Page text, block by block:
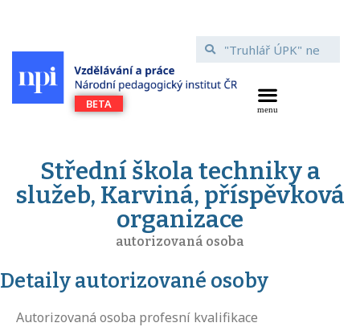
Střední škola techniky a
služeb, Karviná, příspěvková
organizace
autorizovaná osoba
Detaily autorizované osoby
Autorizovaná osoba profesní kvalifikace